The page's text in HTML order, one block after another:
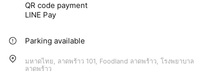
QR code payment
LINE Pay
Parking available
มหาดไทย, ลาดพร้าว 101, Foodland ลาดพร้าว, โรงพยาบาล
ลาดพร้าว